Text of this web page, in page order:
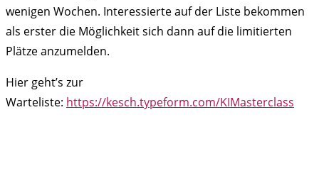
wenigen Wochen. Interessierte auf der Liste bekommen
als erster die Möglichkeit sich dann auf die limitierten
Plätze anzumelden.
Hier geht’s zur
Warteliste: https://kesch.typeform.com/KIMasterclass